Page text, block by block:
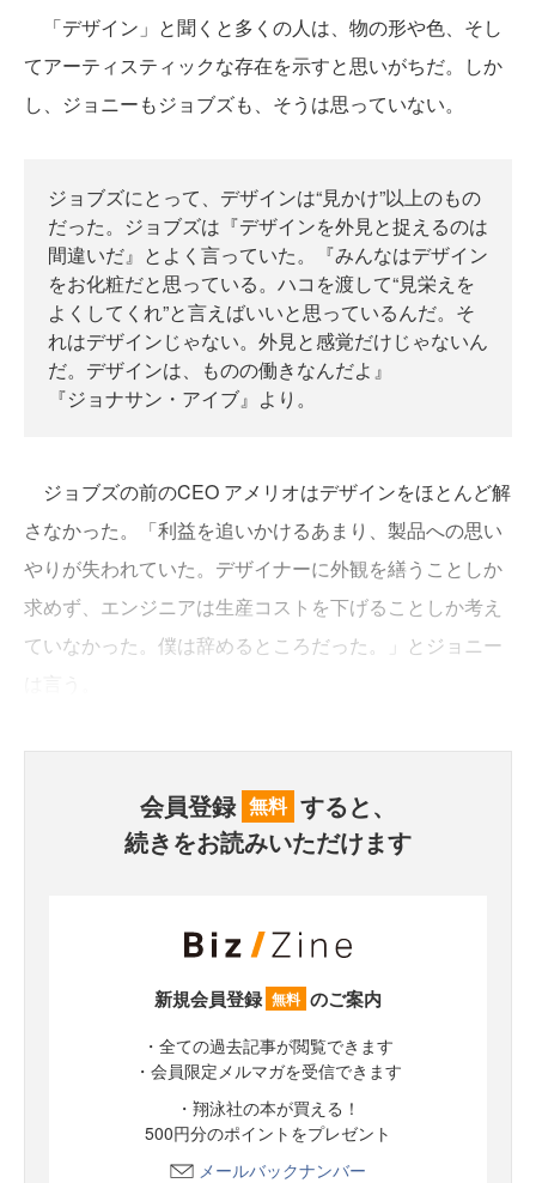
「デザイン」と聞くと多くの人は、物の形や色、そし
てアーティスティックな存在を示すと思いがちだ。しか
し、ジョニーもジョブズも、そうは思っていない。
ジョブズにとって、デザインは“見かけ”以上のもの
だった。ジョブズは『デザインを外見と捉えるのは
間違いだ』とよく言っていた。『みんなはデザイン
をお化粧だと思っている。ハコを渡して“見栄えを
よくしてくれ”と言えばいいと思っているんだ。そ
れはデザインじゃない。外見と感覚だけじゃないん
だ。デザインは、ものの働きなんだよ』
『ジョナサン・アイブ』より。
ジョブズの前のCEO アメリオはデザインをほとんど解
さなかった。「利益を追いかけるあまり、製品への思い
やりが失われていた。デザイナーに外観を繕うことしか
求めず、エンジニアは生産コストを下げることしか考え
ていなかった。僕は辞めるところだった。」とジョニー
会員登録 無料 すると、
続きをお読みいただけます
新規会員登録 無料 のご案内
・全ての過去記事が閲覧できます
・会員限定メルマガを受信できます
・翔泳社の本が買える！
500円分のポイントをプレゼント
メールバックナンバー